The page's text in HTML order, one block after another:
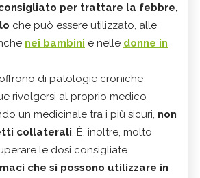
per trattare la febbre,
che può essere utilizzato, alle
nei bambini e nelle donne in
di patologie croniche
rivolgersi al proprio medico
un medicinale tra i più sicuri, non
collaterali. È, inoltre, molto
le dosi consigliate.
che si possono utilizzare in